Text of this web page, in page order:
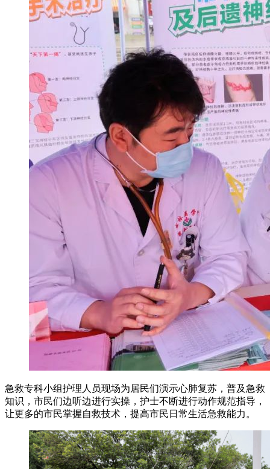
急救专科小组护理人员现场为居民们演示心肺复苏，普及急救
知识，市民们边听边进行实操，护士不断进行动作规范指导，
让更多的市民掌握自救技术，提高市民日常生活急救能力。